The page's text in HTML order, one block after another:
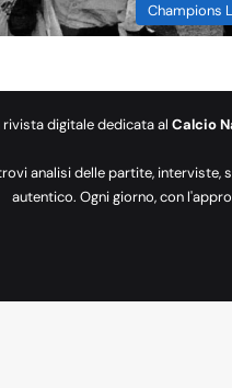
Champions
rivista digitale dedicata al Calcio
analisi delle partite, interviste,
autentico. Ogni giorno, con